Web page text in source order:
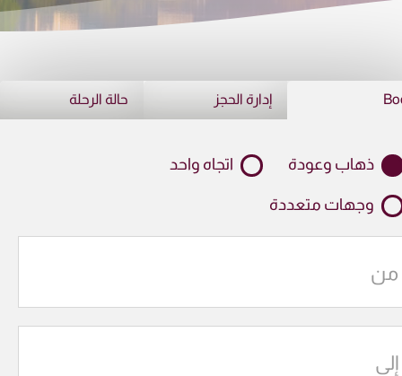
إدارة الحجز حالة الرحلة
ذهاب وعودة اتجاه واحد
وجهات متعددة
من
إلى